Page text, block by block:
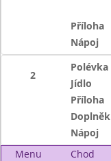
Příloha
Nápoj
2
Polévka
Jídlo
Příloha
Doplněk
Nápoj
Menu
Chod